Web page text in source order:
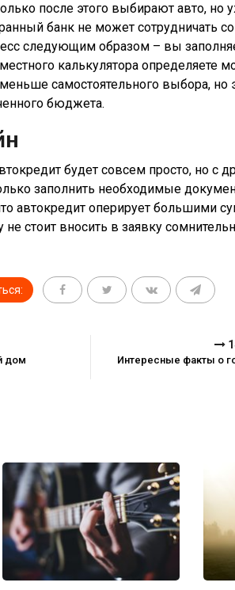
после этого выбирают авто, но
банк не может сотрудничать
следующим образом – вы
калькулятора определяете
самостоятельного выбора, но
бюджета.
будет совсем просто, но с
заполнить необходимые
автокредит оперирует большими
не стоит вносить в заявку
дом
Интересные факты о